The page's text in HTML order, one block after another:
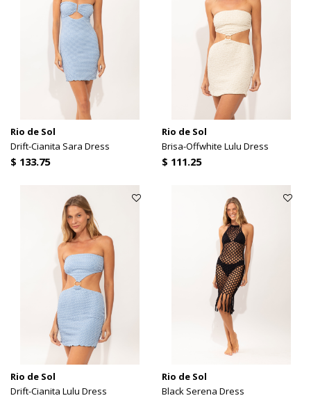
Rio de Sol
Drift-Cianita Sara Dress
$ 133.75
Rio de Sol
Brisa-Offwhite Lulu Dress
$ 111.25
Rio de Sol
Drift-Cianita Lulu Dress
Rio de Sol
Black Serena Dress